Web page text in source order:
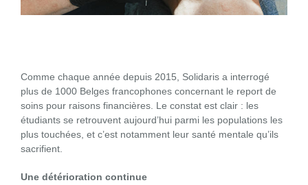
Comme chaque année depuis 2015, Solidaris a interrogé
plus de 1000 Belges francophones concernant le report de
soins pour raisons financières. Le constat est clair : les
étudiants se retrouvent aujourd’hui parmi les populations les
plus touchées, et c’est notamment leur santé mentale qu’ils
sacrifient.
Une détérioration continue